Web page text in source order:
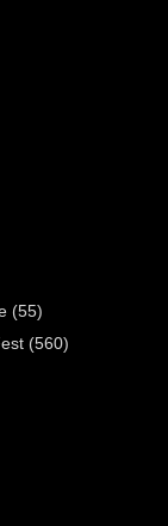
(55)
(560)